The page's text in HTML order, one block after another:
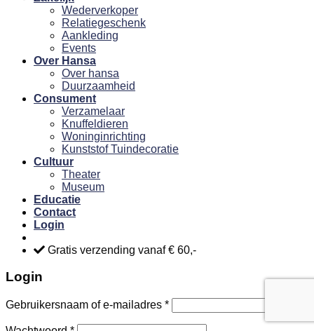
Wederverkoper
Relatiegeschenk
Aankleding
Events
Over Hansa
Over hansa
Duurzaamheid
Consument
Verzamelaar
Knuffeldieren
Woninginrichting
Kunststof Tuindecoratie
Cultuur
Theater
Museum
Educatie
Contact
Login
Gratis verzending vanaf € 60,-
Login
Gebruikersnaam of e-mailadres *